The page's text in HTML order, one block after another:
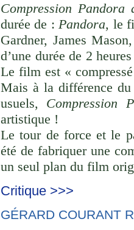
Compression
durée de :Pandora, le
Gardner, James
d’une durée de 2
Le film est «
Mais à la différence
usuels, Compression
artistique !
Le tour de force et le
été de fabriquer une
un seul plan du film
Critique >>>
GÉRARD COURANT